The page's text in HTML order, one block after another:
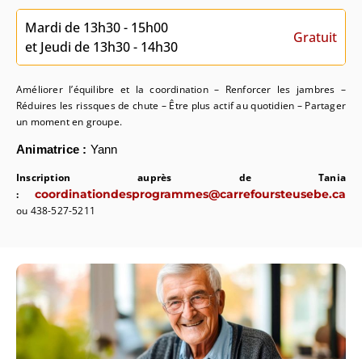
Mardi de 13h30 - 15h00
et Jeudi de 13h30 - 14h30
Gratuit
Améliorer l’équilibre et la coordination – Renforcer les jambres –
Réduires les rissques de chute – Être plus actif au quotidien – Partager
un moment en groupe.
Animatrice : Yann
Inscription auprès de Tania
:
coordinationdesprogrammes@carrefoursteusebe.ca
ou 438-527-5211